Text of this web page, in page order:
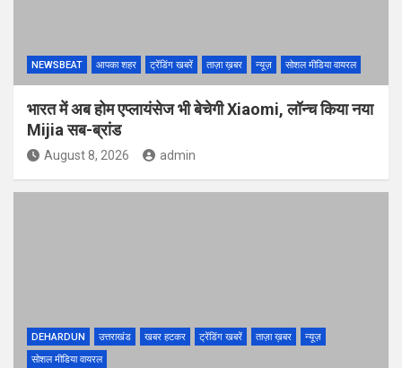
NEWSBEAT आपका शहर ट्रेंडिंग खबरें ताज़ा ख़बर न्यूज़ सोशल मीडिया वायरल
भारत में अब होम एप्लायंसेज भी बेचेगी Xiaomi, लॉन्च किया नया
Mijia सब-ब्रांड
August 8, 2026 admin
DEHARDUN उत्तराखंड खबर हटकर ट्रेंडिंग खबरें ताज़ा ख़बर
न्यूज़
सोशल मीडिया वायरल